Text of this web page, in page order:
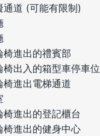
通道 (可能有限制)
椅進出的禮賓部
椅出入的箱型車停車位
椅進出電梯通道
椅進出的登記櫃台
椅進出的健身中心